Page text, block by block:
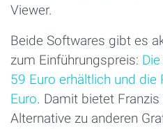
Viewer.
Beide Softwares gibt es
zum Einführungspreis:
59 Euro erhältlich und die
Euro. Damit bietet
Alternative zu anderen